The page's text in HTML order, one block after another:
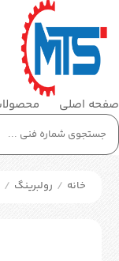
صفحه اصلی
خانه / رولبرینگ /